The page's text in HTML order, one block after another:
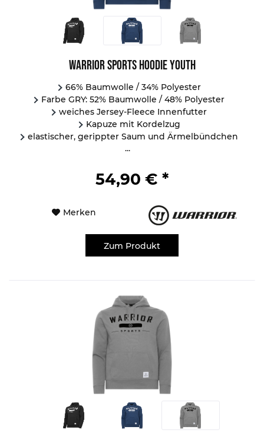
Warrior Sports Hoodie Youth
66% Baumwolle / 34% Polyester
Farbe GRY: 52% Baumwolle / 48% Polyester
weiches Jersey-Fleece Innenfutter
Kapuze mit Kordelzug
elastischer, gerippter Saum und Ärmelbündchen
...
54,90 € *
Merken
Zum Produkt